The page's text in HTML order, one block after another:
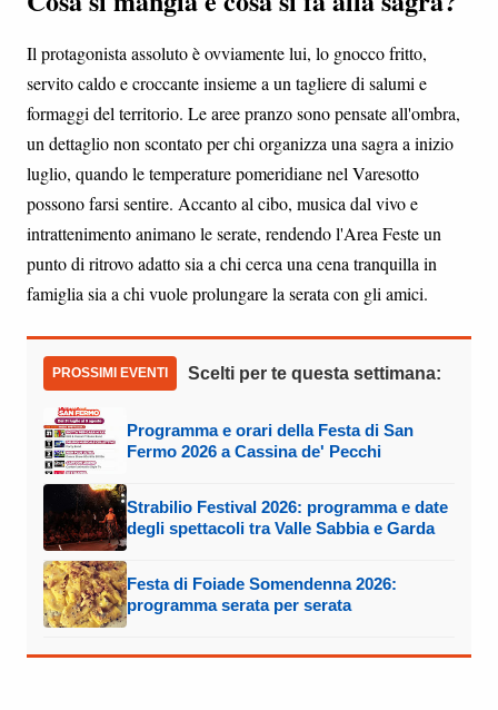
Il protagonista assoluto è ovviamente lui, lo gnocco fritto,
servito caldo e croccante insieme a un tagliere di salumi e
formaggi del territorio. Le aree pranzo sono pensate all'ombra,
un dettaglio non scontato per chi organizza una sagra a inizio
luglio, quando le temperature pomeridiane nel Varesotto
possono farsi sentire. Accanto al cibo, musica dal vivo e
intrattenimento animano le serate, rendendo l'Area Feste un
punto di ritrovo adatto sia a chi cerca una cena tranquilla in
famiglia sia a chi vuole prolungare la serata con gli amici.
PROSSIMI EVENTI Scelti per te questa settimana:
Programma e orari della Festa di San
Fermo 2026 a Cassina de' Pecchi
Strabilio Festival 2026: programma e date
degli spettacoli tra Valle Sabbia e Garda
Festa di Foiade Somendenna 2026:
programma serata per serata